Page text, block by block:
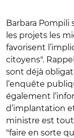
Barbara Pompili
les projets les
favorisent
citoyens".
sont déjà
l’enquête
également
d’implantation
ministre est
"faire en sorte